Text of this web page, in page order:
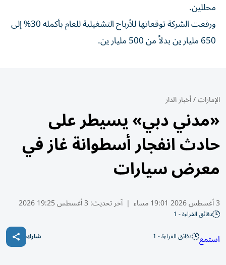
‌محللين.
ورفعت الشركة ⁠توقعاتها للأرباح التشغيلية ‌للعام بأكمله 30% إلى
650 مليار ين بدلاً ⁠من 500 ​مليار ين.
الإمارات/أخبار الدار
«مدني دبي» يسيطر على
حادث انفجار أسطوانة غاز في
معرض سيارات
3 أغسطس 2026 19:01 مساء | آخر تحديث: 3 أغسطس 19:25 2026
دقائق القراءة - 1
استمع دقائق القراءة - 1 شارك